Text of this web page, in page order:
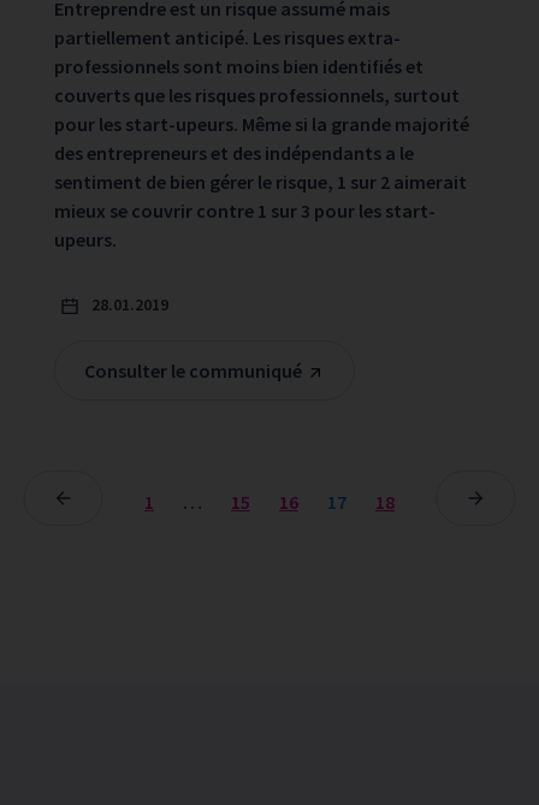
Entreprendre est un risque assumé mais
partiellement anticipé. Les risques extra-
professionnels sont moins bien identifiés et
couverts que les risques professionnels, surtout
pour les start-upeurs. Même si la grande majorité
des entrepreneurs et des indépendants a le
sentiment de bien gérer le risque, 1 sur 2 aimerait
mieux se couvrir contre 1 sur 3 pour les start-
upeurs.
Consulter le communiqué
28.01.2019
1 … 15 16 17 18